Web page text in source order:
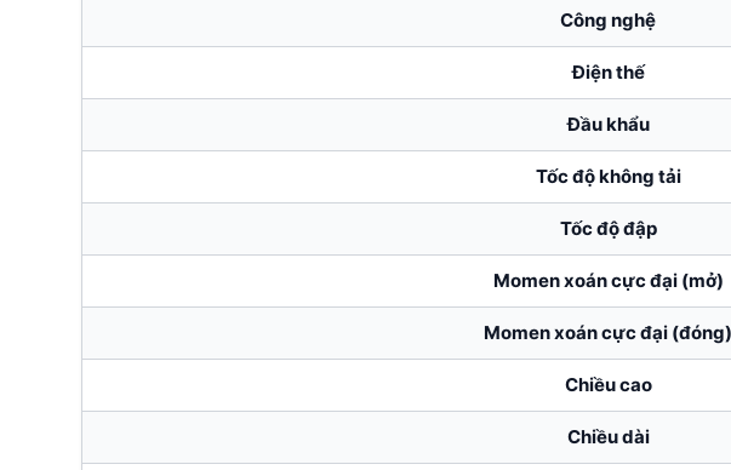
Công nghệ
Điện thế
Đầu khẩu
Tốc độ không tải
Tốc độ đập
Momen xoán cực đại (mở)
Momen xoán cực đại (đóng)
Chiều cao
Chiều dài